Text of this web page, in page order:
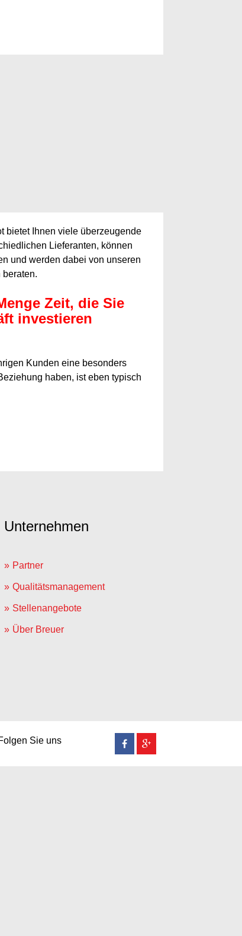
bietet Ihnen viele überzeugende
Lieferanten, können
und werden dabei von unseren
Zeit, die Sie
investieren
Kunden eine besonders
haben, ist eben typisch
Unternehmen
Partner
Qualitätsmanagement
Stellenangebote
Über Breuer
Sie uns